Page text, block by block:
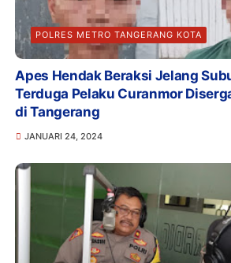
POLRES METRO TANGERANG KOTA
Apes Hendak Beraksi Jelang
Terduga Pelaku Curanmor
di Tangerang
JANUARI 24, 2024